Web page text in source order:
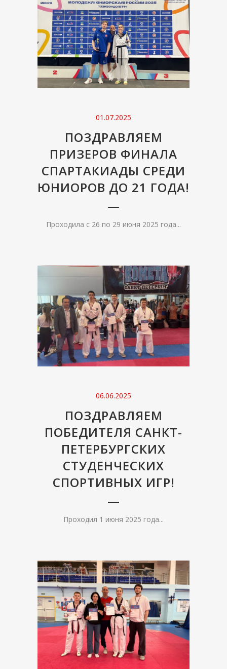
01.07.2025
ПОЗДРАВЛЯЕМ
ПРИЗЕРОВ ФИНАЛА
СПАРТАКИАДЫ СРЕДИ
ЮНИОРОВ ДО 21 ГОДА!
Проходила с 26 по 29 июня 2025 года...
06.06.2025
ПОЗДРАВЛЯЕМ
ПОБЕДИТЕЛЯ САНКТ-
ПЕТЕРБУРГСКИХ
СТУДЕНЧЕСКИХ
СПОРТИВНЫХ ИГР!
Проходил 1 июня 2025 года...